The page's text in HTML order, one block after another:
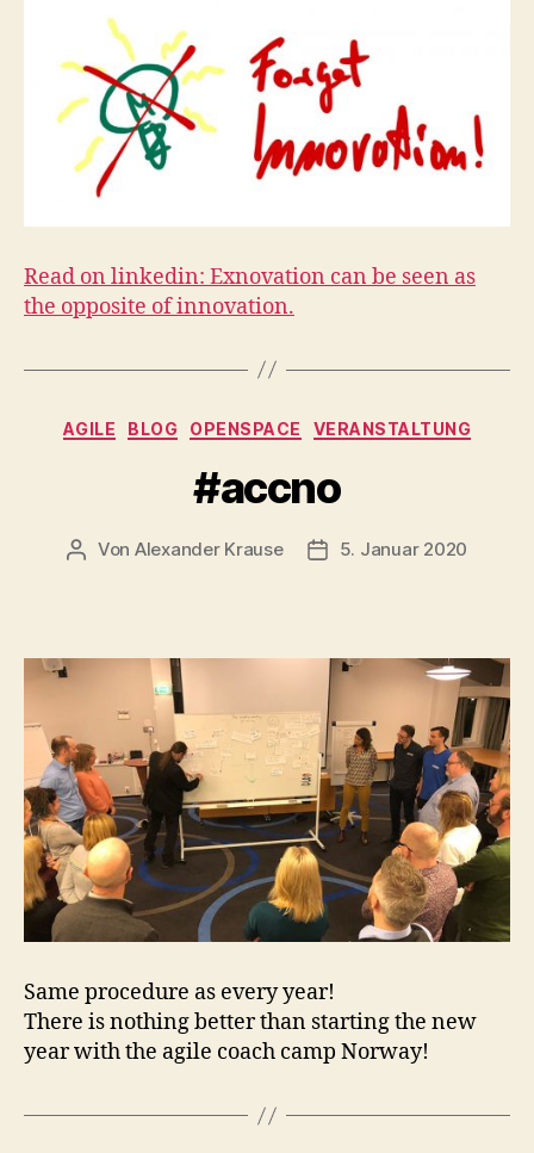
Read on linkedin: Exnovation can be seen as
the opposite of innovation.
Kategorien
AGILE BLOG OPENSPACE VERANSTALTUNG
#accno
Beitragsautor
Von Alexander Krause Beitragsdatum
5. Januar 2020
Same procedure as every year!
There is nothing better than starting the new
year with the agile coach camp Norway!